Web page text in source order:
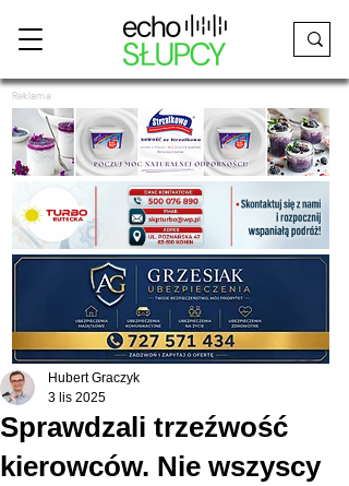
Reklama
Sprawdzali trzeźwość
kierowców. Nie wszyscy
Hubert Graczyk
3 lis 2025